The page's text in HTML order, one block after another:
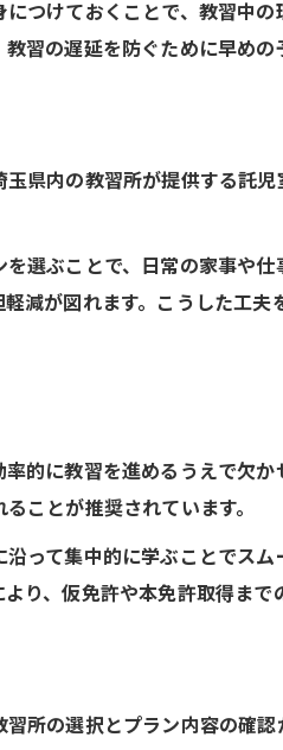
三郷で選べる多様な免許
免許取得プランを比較
ハイスピードプランで免許
スケジュール調整で最
短期間で免許取得を目
免許取得に便利な無料
託児室利用で安心して免
ママ層に嬉しい託児サー
送迎と託児で叶える免
つけておくことで、教習中
習の遅延を防ぐために早めの
県内の教習所が提供する託
選ぶことで、日常の家事や
減が図れます。こうした工
的に教習を進めるうえで欠
ことが推奨されています。
って集中的に学ぶことでス
り、仮免許や本免許取得まで
所の選択とプラン内容の確